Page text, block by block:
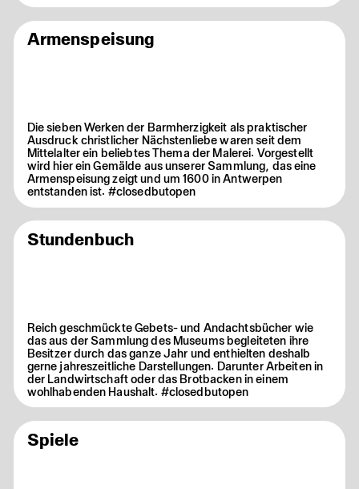
Armenspeisung
Die sieben Werken der Barmherzigkeit als praktischer
Ausdruck christlicher Nächstenliebe waren seit dem
Mittelalter ein beliebtes Thema der Malerei. Vorgestellt
wird hier ein Gemälde aus unserer Sammlung, das eine
Armenspeisung zeigt und um 1600 in Antwerpen
entstanden ist. #closedbutopen
Stundenbuch
Reich geschmückte Gebets- und Andachtsbücher wie
das aus der Sammlung des Museums begleiteten ihre
Besitzer durch das ganze Jahr und enthielten deshalb
gerne jahreszeitliche Darstellungen. Darunter Arbeiten in
der Landwirtschaft oder das Brotbacken in einem
wohlhabenden Haushalt. #closedbutopen
Spiele